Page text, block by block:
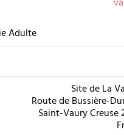
Adulte
Site de La
Route de Bussière-
Saint-VauryCreuse